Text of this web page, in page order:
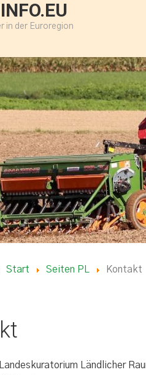
in der Euroregion
Start Seiten PL Kontakt
Ländlicher